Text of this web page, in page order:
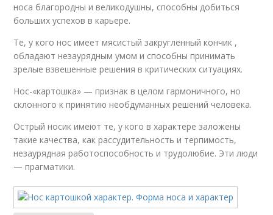
носа благородны и великодушны, способны добиться
больших успехов в карьере.
Те, у кого нос имеет мясистый закругленный кончик ,
обладают незаурядным умом и способны принимать
зрелые взвешенные решения в критических ситуациях.
Нос-«картошка» — признак в целом гармоничного, но
склонного к принятию необдуманных решений человека.
Острый носик имеют те, у кого в характере заложены
такие качества, как рассудительность и терпимость,
незаурядная работоспособность и трудолюбие. Эти люди
— прагматики.